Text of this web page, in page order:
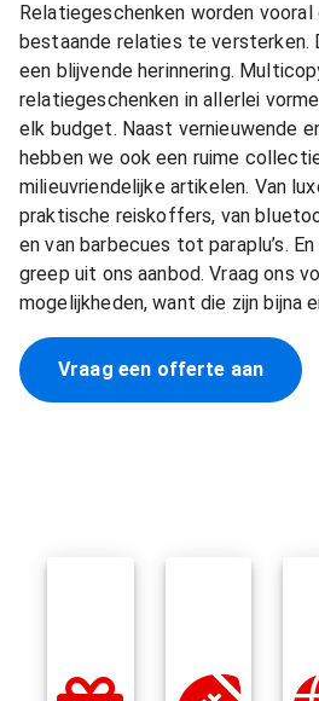
Relatiegeschenken worden
bestaande relaties te versterken.
een blijvende herinnering.
relatiegeschenken in allerlei
elk budget. Naast vernieuwende
hebben we ook een ruime
milieuvriendelijke artikelen. Van
praktische reiskoffers, van
en van barbecues tot paraplu’s.
greep uit ons aanbod. Vraag ons
mogelijkheden, want die zijn bijna
Vraag een offerte aan